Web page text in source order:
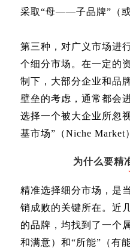
采取“母——子品牌”（
第三种，对广义市场进
个细分市场。在一定的
制下，大部分企业和品
壁垒的考虑，通常都会
选择一个被大企业所忽
基市场”（Niche Market
为什么要精
精准选择细分市场，是
销成败的关键所在。近
的品牌，均找到了一个
和满意）和“所能”（有